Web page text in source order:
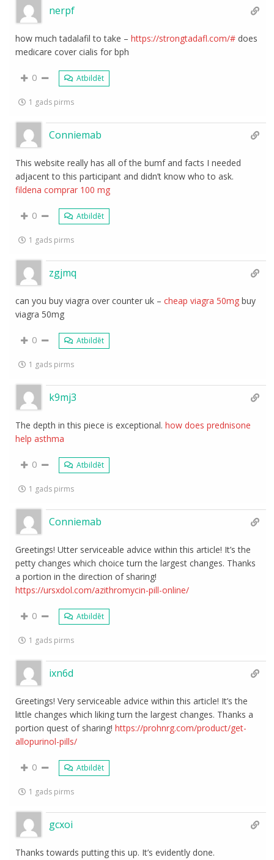
nerpf
how much tadalafil to take –https://strongtadafl.com/#
medicare cover cialis for bph
0 Atbildēt
1 gads pirms
Conniemab
This website really has all of the bumf and facts I needed
adjacent to this participant and didn’t know who to ask.
fildena comprar 100 mg
0 Atbildēt
1 gads pirms
zgjmq
can you buy viagra over counter uk –cheap viagra 50mg buy
viagra 50mg
0 Atbildēt
1 gads pirms
k9mj3
The depth in this piece is exceptional.how does prednisone
help asthma
0 Atbildēt
1 gads pirms
Conniemab
Greetings! Utter serviceable advice within this article! It’s the
petty changes which choice turn the largest changes. Thanks
a portion in the direction of sharing!
https://ursxdol.com/azithromycin-pill-online/
0 Atbildēt
1 gads pirms
ixn6d
Greetings! Very serviceable advice within this article! It’s the
little changes which liking turn the largest changes. Thanks a
portion quest of sharing!https://prohnrg.com/product/get-
allopurinol-pills/
0 Atbildēt
1 gads pirms
gcxoi
Thanks towards putting this up. It’s evidently done.